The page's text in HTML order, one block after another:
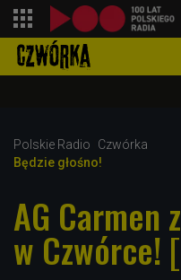
Polskie Radio
Czwórka
Będzie głośno!
AG Carmen
w Czwórce!